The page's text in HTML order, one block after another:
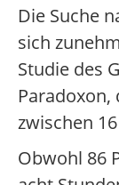
Die Suche
sich
Studie des
Paradoxon,
zwischen
Obwohl 86